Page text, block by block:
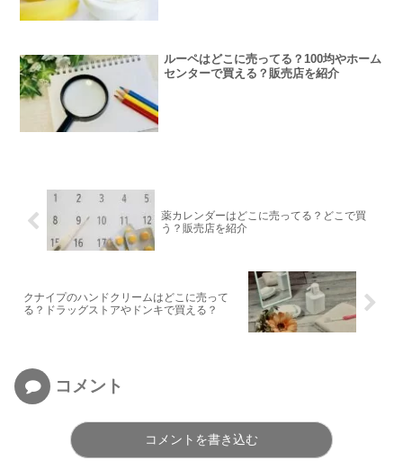
ルーペはどこに売ってる？100均やホーム
センターで買える？販売店を紹介
薬カレンダーはどこに売ってる？どこで買
う？販売店を紹介
クナイプのハンドクリームはどこに売って
る？ドラッグストアやドンキで買える？
コメント
コメントを書き込む